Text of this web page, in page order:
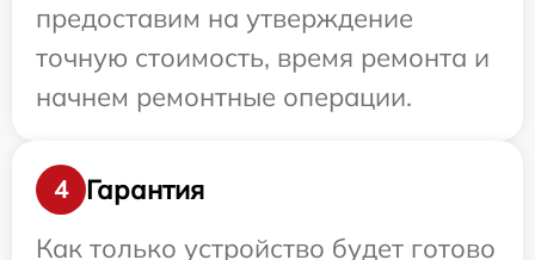
предоставим на утверждение
точную стоимость, время ремонта и
начнем ремонтные операции.
4
Гарантия
Как только устройство будет готово